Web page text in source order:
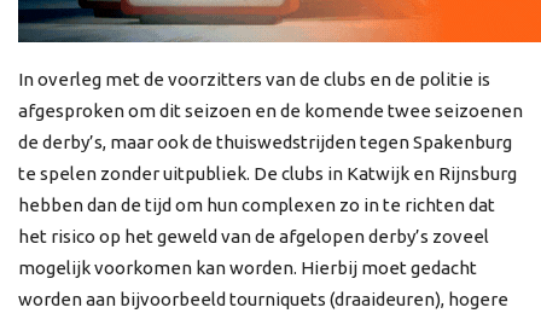
In overleg met de voorzitters van de clubs en de politie is
afgesproken om dit seizoen en de komende twee seizoenen
de derby’s, maar ook de thuiswedstrijden tegen Spakenburg
te spelen zonder uitpubliek. De clubs in Katwijk en Rijnsburg
hebben dan de tijd om hun complexen zo in te richten dat
het risico op het geweld van de afgelopen derby’s zoveel
mogelijk voorkomen kan worden. Hierbij moet gedacht
worden aan bijvoorbeeld tourniquets (draaideuren), hogere